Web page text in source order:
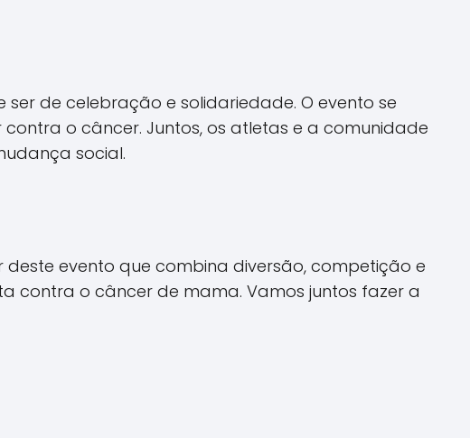
de celebração e solidariedade. O evento se
o câncer. Juntos, os atletas e a comunidade
social.
evento que combina diversão, competição e
contra o câncer de mama. Vamos juntos fazer a